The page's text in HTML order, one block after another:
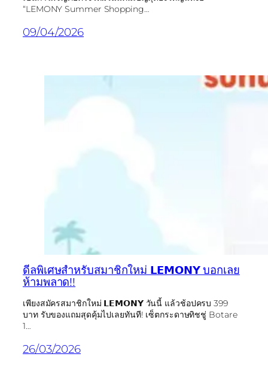
“LEMONY Summer Shopping…
09/04/2026
ดีลพิเศษสำหรับสมาชิกใหม่ 𝗟𝗘𝗠𝗢𝗡𝗬 บอกเลย
ห้ามพลาด!!
เพียงสมัครสมาชิกใหม่ 𝗟𝗘𝗠𝗢𝗡𝗬 วันนี้ แล้วช้อปครบ 399
บาท รับของแถมสุดคุ้มไปเลยทันที! เซ็ตกระดาษทิชชู่ Botare
1…
26/03/2026